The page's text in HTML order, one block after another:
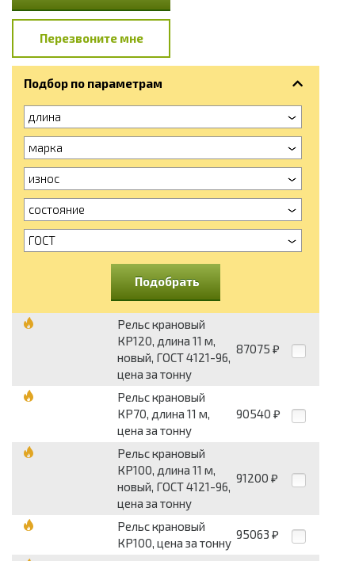
Перезвоните мне
Подбор по параметрам
длина
марка
износ
состояние
ГОСТ
Подобрать
Рельс крановый
КР120, длина 11 м,
новый, ГОСТ 4121-96,
цена за тонну
87075 ₽
Рельс крановый
КР70, длина 11 м,
цена за тонну
90540 ₽
Рельс крановый
КР100, длина 11 м,
новый, ГОСТ 4121-96,
цена за тонну
91200 ₽
Рельс крановый
КР100, цена за тонну
95063 ₽